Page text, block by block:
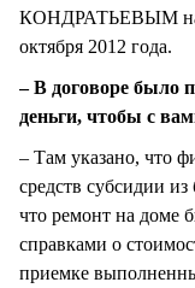
КОНДРАТЬЕВЫМ на
октября 2012 года.
– В договоре было
деньги, чтобы с
– Там указано, что
средств субсидии
что ремонт на доме
справками о
приемке